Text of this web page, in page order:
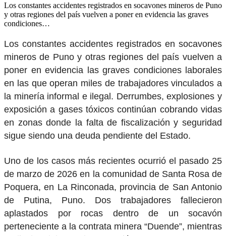
Los constantes accidentes registrados en socavones mineros de Puno
y otras regiones del país vuelven a poner en evidencia las graves
condiciones…
Los constantes accidentes registrados en socavones
mineros de Puno y otras regiones del país vuelven a
poner en evidencia las graves condiciones laborales
en las que operan miles de trabajadores vinculados a
la minería informal e ilegal. Derrumbes, explosiones y
exposición a gases tóxicos continúan cobrando vidas
en zonas donde la falta de fiscalización y seguridad
sigue siendo una deuda pendiente del Estado.
Uno de los casos más recientes ocurrió el pasado 25
de marzo de 2026 en la comunidad de Santa Rosa de
Poquera, en La Rinconada, provincia de San Antonio
de Putina, Puno. Dos trabajadores fallecieron
aplastados por rocas dentro de un socavón
perteneciente a la contrata minera “Duende”, mientras